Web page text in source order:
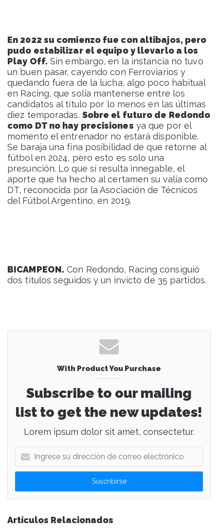
En 2022 su comienzo fue con altibajos, pero
pudo estabilizar el equipo y llevarlo a los
Play Off. Sin embargo, en la instancia no tuvo
un buen pasar, cayendo con Ferroviarios y
quedando fuera de la lucha, algo poco habitual
en Racing, que solía mantenerse entre los
candidatos al título por lo menos en las últimas
diez temporadas. Sobre el futuro de Redondo
como DT no hay precisiones ya que por el
momento el entrenador no estará disponible.
Se baraja una fina posibilidad de que retorne al
fútbol en 2024, pero esto es solo una
presunción. Lo que sí resulta innegable, el
aporte que ha hecho al certamen su valía como
DT, reconocida por la Asociación de Técnicos
del Fútbol Argentino, en 2019.
BICAMPEON. Con Redondo, Racing consiguió
dos títulos seguidos y un invicto de 35 partidos.
With Product You Purchase
Subscribe to our mailing
list to get the new updates!
Lorem ipsum dolor sit amet, consectetur.
g
e
s
Artículos Relacionados